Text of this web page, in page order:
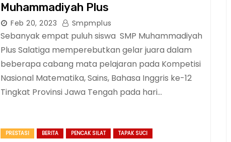
Muhammadiyah Plus
Feb 20, 2023 Smpmplus
Sebanyak empat puluh siswa SMP Muhammadiyah
Plus Salatiga memperebutkan gelar juara dalam
beberapa cabang mata pelajaran pada Kompetisi
Nasional Matematika, Sains, Bahasa Inggris ke-12
Tingkat Provinsi Jawa Tengah pada hari…
PRESTASI BERITA PENCAK SILAT TAPAK SUCI